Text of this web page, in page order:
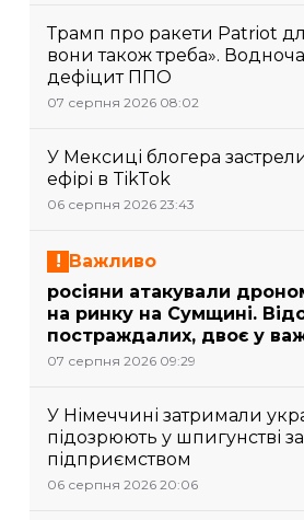
Трамп про ракети Patriot
вони також треба».
дефіцит ППО
07 серпня 2026 08:02
У Мексиці блогера
ефірі в TikTok
06 серпня 2026 23:43
Важливо
росіяни атакували
на ринку на Сумщині.
постраждалих, двоє у
07 серпня 2026 09:29
У Німеччині затримали
підозрюють у шпигунстві
підприємством
06 серпня 2026 20:06